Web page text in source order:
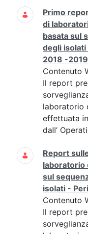
Primo
di
basata sul
degli
2018 -
Contenuto
Il report
laboratorio
effettuata
dall’
Report
laboratorio
sul
isolati -
Contenuto
Il report